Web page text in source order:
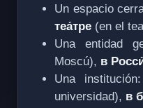
Un espacio
теа́тре (en el
Una entidad
Moscú), в
Una institución:
universidad), в